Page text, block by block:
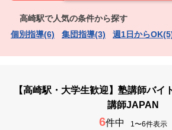
高崎駅で人気の条件から探す
個別指導(6)
集団指導(3) 週1日から
【高崎駅・大学生歓迎】塾講師バイ
講師JAPAN
6件中 1〜6件表示